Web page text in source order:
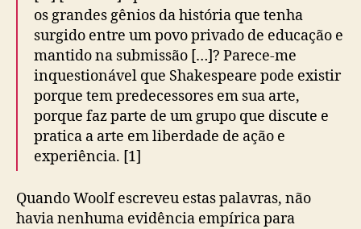
os grandes gênios da história que tenha
surgido entre um povo privado de educação e
mantido na submissão […]? Parece-me
inquestionável que Shakespeare pode existir
porque tem predecessores em sua arte,
porque faz parte de um grupo que discute e
pratica a arte em liberdade de ação e
experiência. [1]
Quando Woolf escreveu estas palavras, não
havia nenhuma evidência empírica para